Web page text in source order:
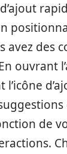
avez des
ouvrant
de